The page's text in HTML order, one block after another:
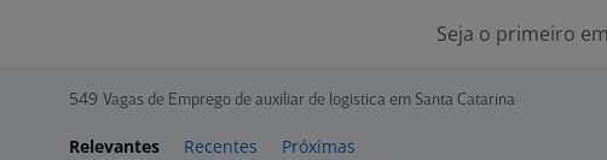
Seja o primeiro
549 Vagas de Emprego de auxiliar de logistica em Santa Catarina
Relevantes Recentes Próximas